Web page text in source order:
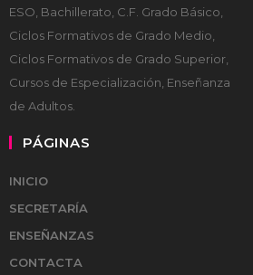
ESO, Bachillerato, C.F. Grado Básico,
Ciclos Formativos de Grado Medio,
Ciclos Formativos de Grado Superior,
Cursos de Especialización, Enseñanza
de Adultos.
PÁGINAS
INICIO
SECRETARÍA
ENSEÑANZAS
CONTACTA